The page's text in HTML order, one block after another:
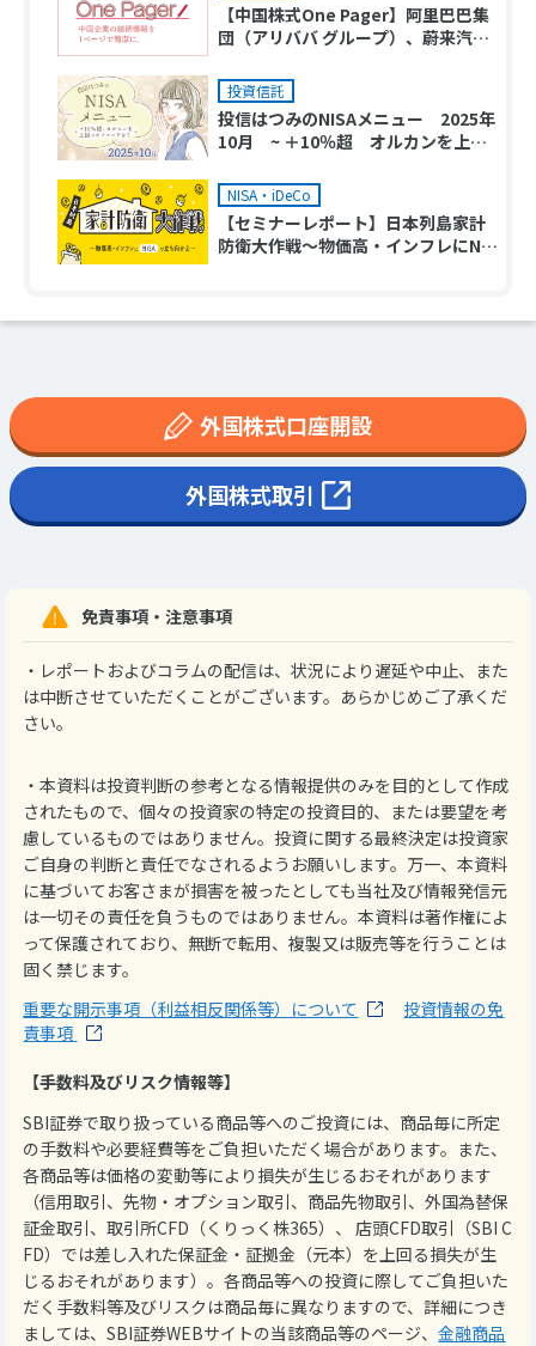
【中国株式One Pager】阿里巴巴集
団（アリババ グループ）、蔚来汽車
dings）
投資信託
投信はつみのNISAメニュー 2025年
10月 ~ ＋10％超 オルカンを上回
NISA・iDeCo
【セミナーレポート】日本列島家計
防衛大作戦～物価高・インフレにNIS
外国株式口座開設
外国株式取引
免責事項・注意事項
・レポートおよびコラムの配信は、状況により遅延や中止、また
は中断させていただくことがございます。あらかじめご了承くだ
さい。
・本資料は投資判断の参考となる情報提供のみを目的として作成
されたもので、個々の投資家の特定の投資目的、または要望を考
慮しているものではありません。投資に関する最終決定は投資家
ご自身の判断と責任でなされるようお願いします。万一、本資料
に基づいてお客さまが損害を被ったとしても当社及び情報発信元
は一切その責任を負うものではありません。本資料は著作権によ
って保護されており、無断で転用、複製又は販売等を行うことは
固く禁じます。
重要な開示事項（利益相反関係等）について
投資情報の免
責事項
【手数料及びリスク情報等】
SBI証券で取り扱っている商品等へのご投資には、商品毎に所定
の手数料や必要経費等をご負担いただく場合があります。また、
各商品等は価格の変動等により損失が生じるおそれがあります
（信用取引、先物・オプション取引、商品先物取引、外国為替保
証金取引、取引所CFD（くりっく株365）、 店頭CFD取引（SBI C
FD）では差し入れた保証金・証拠金（元本）を上回る損失が生
じるおそれがあります）。各商品等への投資に際してご負担いた
だく手数料等及びリスクは商品毎に異なりますので、詳細につき
ましては、SBI証券WEBサイトの当該商品等のページ、金融商品